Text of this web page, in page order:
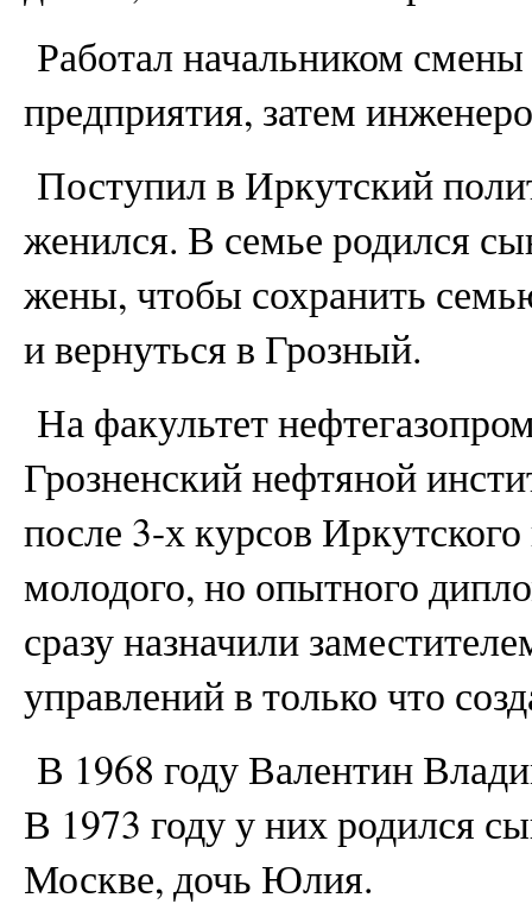
Работал начальником смены
предприятия, затем
Поступил в Иркутский
женился. В семье родился
жены, чтобы сохранить
и вернуться в Грозный.
На факультет
Грозненский нефтяной
после 3-х курсов
молодого, но опытного
сразу назначили
управлений в только что
В 1968 году Валентин
В 1973 году у них родился
Москве, дочь Юлия.